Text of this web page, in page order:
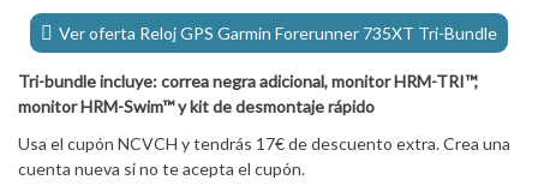
Ver oferta Reloj GPS Garmin Forerunner 735XT Tri-Bundle
Tri-bundle incluye: correa negra adicional, monitor HRM-TRI™,
monitor HRM-Swim™ y kit de desmontaje rápido
Usa el cupón NCVCH y tendrás 17€ de descuento extra. Crea una
cuenta nueva si no te acepta el cupón.